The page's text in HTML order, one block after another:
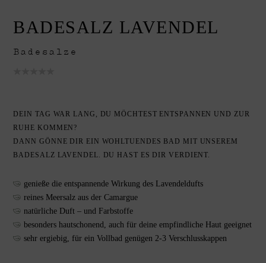
BADESALZ LAVENDEL
Badesalze
DEIN TAG WAR LANG, DU MÖCHTEST ENTSPANNEN UND ZUR
RUHE KOMMEN?
DANN GÖNNE DIR EIN WOHLTUENDES BAD MIT UNSEREM
BADESALZ LAVENDEL. DU HAST ES DIR VERDIENT.
genieße die entspannende Wirkung des Lavendeldufts
reines Meersalz aus der Camargue
natürliche Duft – und Farbstoffe
besonders hautschonend, auch für deine empfindliche Haut geeignet
sehr ergiebig, für ein Vollbad genügen 2-3 Verschlusskappen